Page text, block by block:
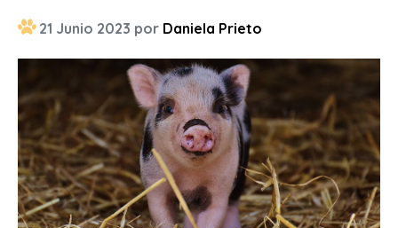
21 Junio 2023 por Daniela Prieto